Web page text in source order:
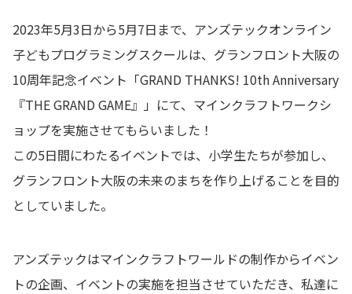
2023年5月3日から5月7日まで、アンズテックオンライン
子どもプログラミングスクールは、グランフロント大阪の
10周年記念イベント「GRAND THANKS! 10th Anniversary
『THE GRAND GAME』」にて、マインクラフトワークシ
ョップを実施させてもらいました！
この5日間にわたるイベントでは、小学生たちが参加し、
グランフロント大阪の未来のまちを作り上げることを目的
としていました。
アンズテックはマインクラフトワールドの制作からイベン
トの企画、イベントの実施を担当させていただき、私達に